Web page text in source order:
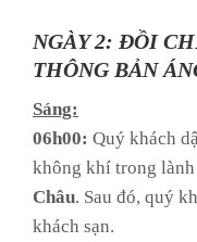
NGÀY 2: ĐỒI
THÔNG BẢN
Sáng:
06h00: Quý khách
không khí trong lành
Châu. Sau đó, quý
khách sạn.